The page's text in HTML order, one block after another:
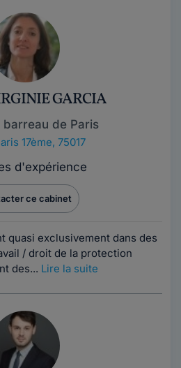
GARCIA
barreau de Paris
17ème, 75017
d'expérience
ce cabinet
quasi exclusivement dans des
/ droit de la protection
des... Lire la suite